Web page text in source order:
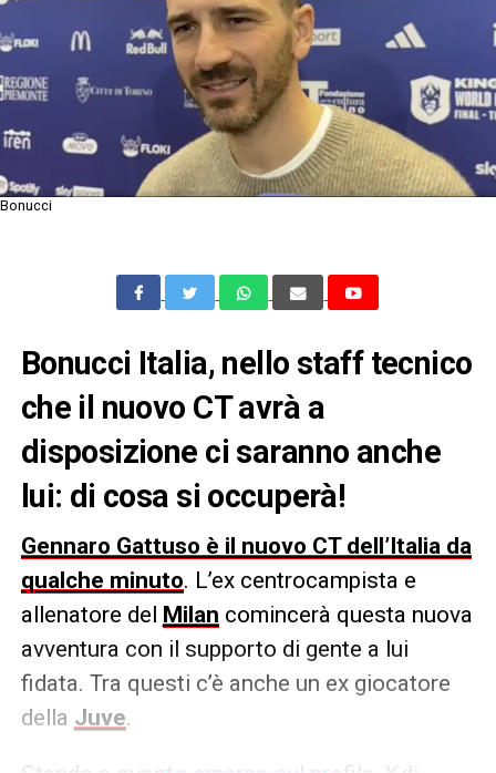
Bonucci
Bonucci Italia, nello staff tecnico
che il nuovo CT avrà a
disposizione ci saranno anche
lui: di cosa si occuperà!
Gennaro Gattuso è il nuovo CT dell’Italia da
qualche minuto. L’ex centrocampista e
allenatore del Milan comincerà questa nuova
avventura con il supporto di gente a lui
fidata. Tra questi c’è anche un ex giocatore
della Juve.